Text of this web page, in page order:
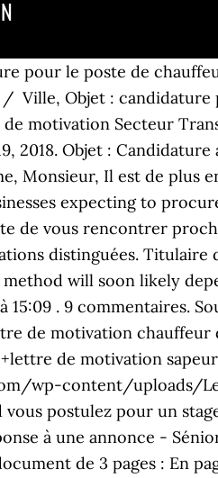
pour le poste de
Ville, Objet : candidature
motivation Secteur
2018. Objet :
Monsieur, Il est de
expecting to
de vous rencontrer
distinguées.
method will soon likely
15:09 . 9 commentaires.
de motivation
de motivation
wp-content/uploads/
vous postulez pour un
à une annonce -
de 3 pages : En